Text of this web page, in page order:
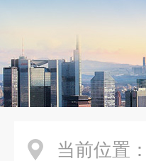
当前位置：